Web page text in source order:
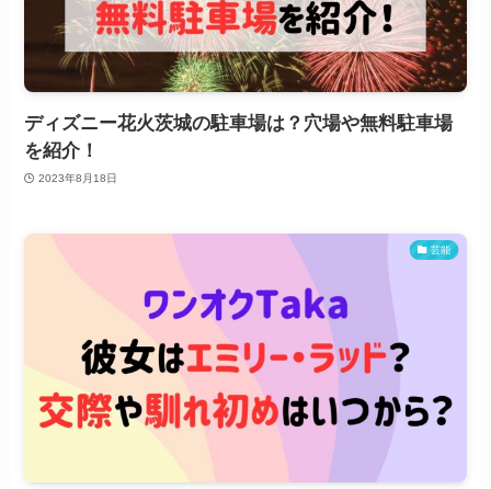
ディズニー花火茨城の駐車場は？穴場や無料駐車場
を紹介！
2023年8月18日
芸能